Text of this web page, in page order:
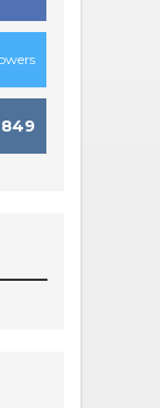
849